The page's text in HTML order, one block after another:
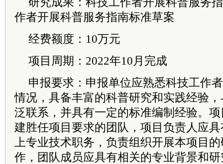
作者开展科普服务指南标准草案
经费额度：10万元
项目周期：2022年10月完成
申报要求：申报单位应熟悉科技工作
情况，具备丰富的科普研究和实践经验
泛联系，并具有一定的标准编制经验。
建胜任项目要求的团队，项目负责人应
上专业技术职务，负责组织开展本项目
作，团队成员应具有相关的专业背景和